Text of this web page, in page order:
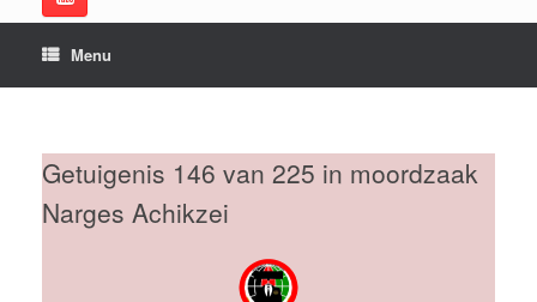
Menu
Getuigenis 146 van 225 in moordzaak
Narges Achikzei